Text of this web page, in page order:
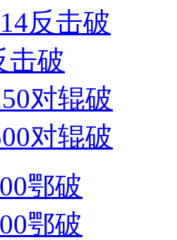
反击破
击破
对辊破
对辊破
鄂破
鄂破